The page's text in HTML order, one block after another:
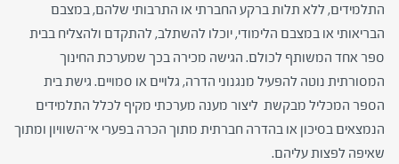
התלמידים, ללא תלות ברקע החברתי או התרבותי שלהם, במצבם
הבריאותי או במצבם הלימודי, יוכלו להשתלב, להתקדם ולהצליח בבית
ספר אחד המשותף לכולם. הגישה מכירה בכך שמערכת החינוך
המסורתית נוטה להפעיל מנגנוני הדרה, גלויים או סמויים. גישת בית
הספר המכליל מבקשת ליצור מענה מערכתי מקיף לכלל התלמידים
הנמצאים בסיכון או בהדרה חברתית מתוך הכרה בפערי אי־השוויון ומתוך
שאיפה לפצות עליהם.